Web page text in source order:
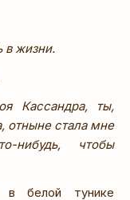
в жизни.
Кассандра, ты,
отныне стала мне
нибудь, чтобы
белой тунике